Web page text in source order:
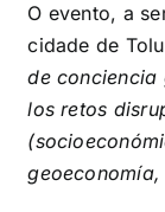
O evento, a
cidade de
de
los retos